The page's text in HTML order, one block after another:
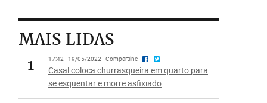
MAIS LIDAS
1
17:42 - 19/05/2022 - Compartilhe
Casal coloca churrasqueira em quarto para
se esquentar e morre asfixiado